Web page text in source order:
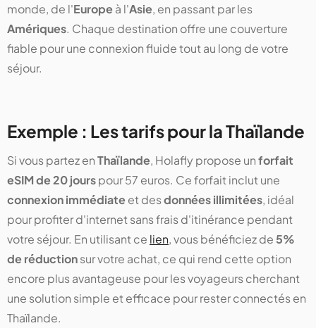
monde, de l'Europeà l'Asie, en passant par les
Amériques. Chaque destination offre une couverture
fiable pour une connexion fluide tout au long de votre
séjour.
Exemple : Les tarifs pour la Thaïlande
Si vous partez enThaïlande, Holafly propose unforfait
eSIM de 20 jourspour 57 euros. Ce forfait inclut une
connexion immédiateet desdonnées illimitées, idéal
pour profiter d'internet sans frais d'itinérance pendant
votre séjour. En utilisant ce lien, vous bénéficiez de5%
de réductionsur votre achat, ce qui rend cette option
encore plus avantageuse pour les voyageurs cherchant
une solution simple et efficace pour rester connectés en
Thaïlande.